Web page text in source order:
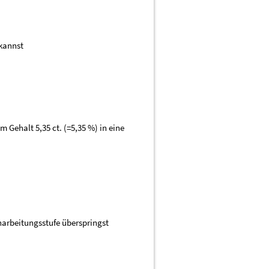
Gehalt 5,35 ct. (=5,35 %) in eine
überspringst